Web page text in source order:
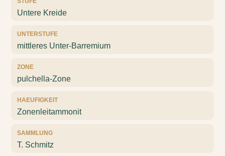
Untere Kreide
UNTERSTUFE
mittleres Unter-Barremium
ZONE
pulchella-Zone
HAEUFIGKEIT
Zonenleitammonit
SAMMLUNG
T. Schmitz